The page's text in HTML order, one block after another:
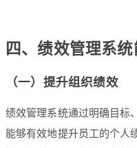
四、绩效管理系
（一）提升组织绩效
绩效管理系统通过明确目标
能够有效地提升员工的个人